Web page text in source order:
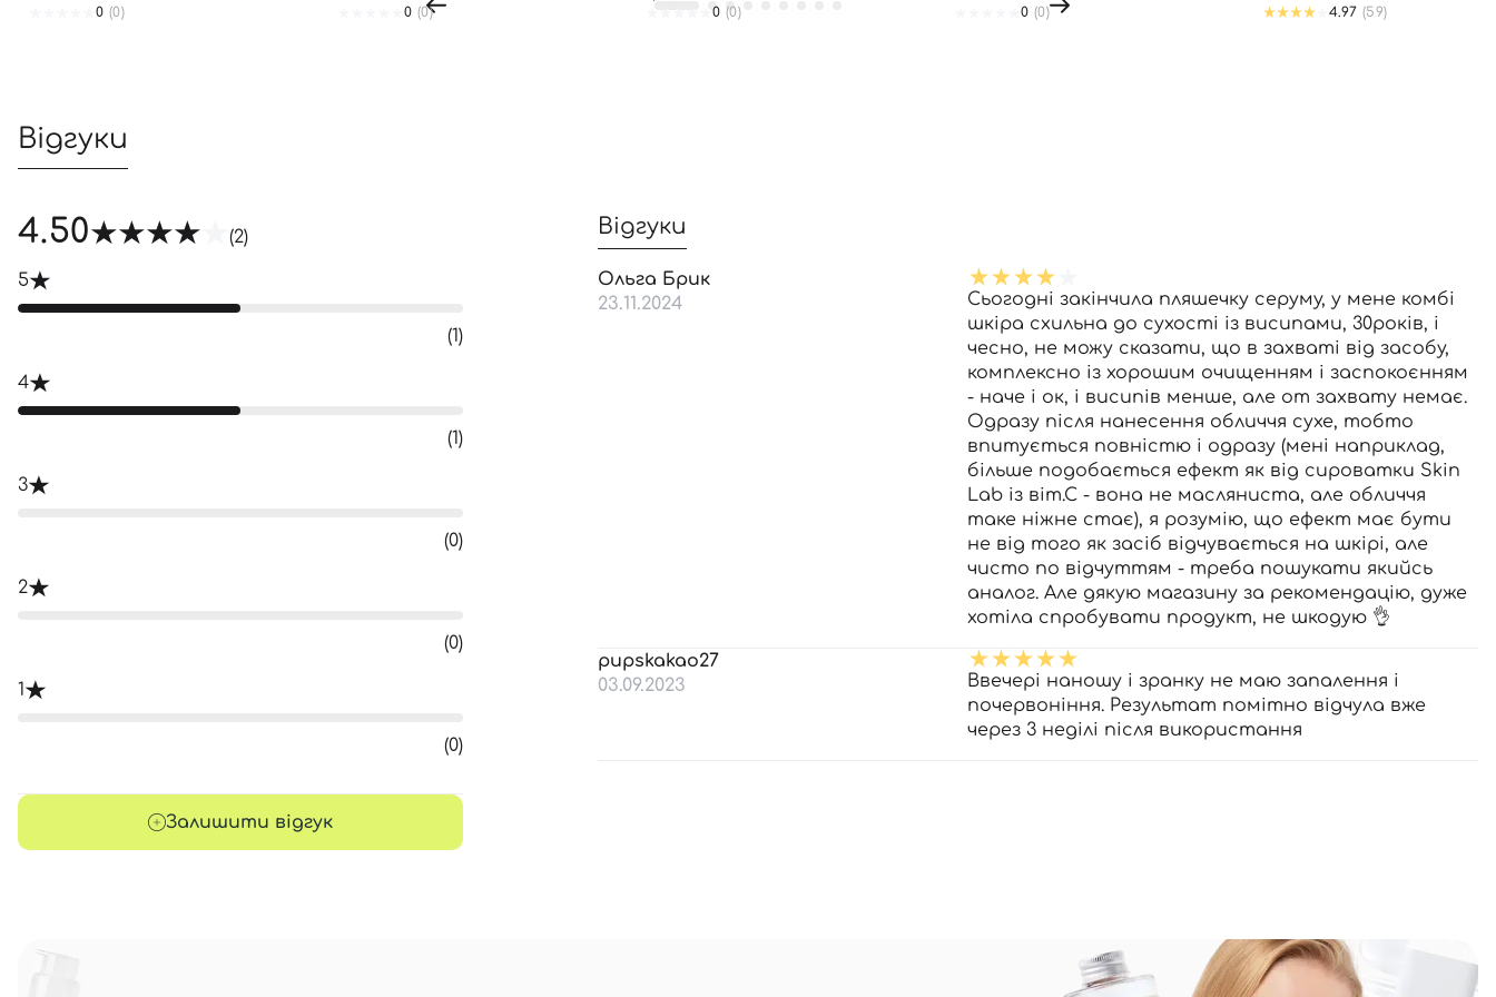
0 (0)
0 (0)
0 (0)
0 (0)
4.97 (59)
Відгуки
4.50 (2)
5
(1)
4
(1)
3
(0)
2
(0)
1
(0)
Залишити відгук
Відгуки
Ольга Брик
23.11.2024
Сьогодні закінчила пляшечку серуму, у мене комбі
шкіра схильна до сухості із висипами, 30років, і
чесно, не можу сказати, що в захваті від засобу,
комплексно із хорошим очищенням і заспокоєнням
- наче і ок, і висипів менше, але от захвату немає.
Одразу після нанесення обличчя сухе, тобто
впитується повністю і одразу (мені наприклад,
більше подобається ефект як від сироватки Skin
Lab із віт.С - вона не масляниста, але обличчя
таке ніжне стає), я розумію, що ефект має бути
не від того як засіб відчувається на шкірі, але
чисто по відчуттям - треба пошукати якийсь
аналог. Але дякую магазину за рекомендацію, дуже
хотіла спробувати продукт, не шкодую 👌
pupskakao27
03.09.2023
Ввечері наношу і зранку не маю запалення і
почервоніння. Результат помітно відчула вже
через 3 неділі після використання